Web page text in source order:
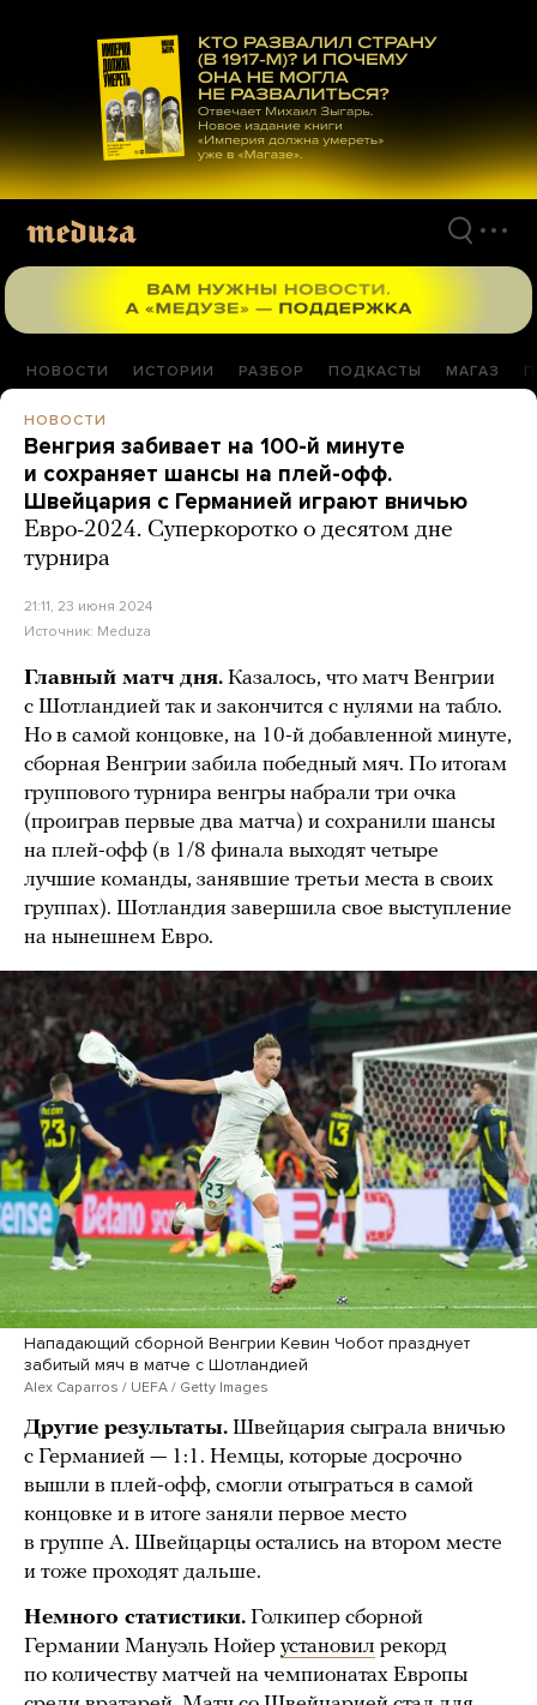
материалам
НОВОСТИ ИСТОРИИ РАЗБОР ПОДКАСТЫ МАГАЗ
НОВОСТИ
Венгрия забивает на 100-й минуте
и сохраняет шансы на плей-офф.
Швейцария с Германией играют вничью
Евро-2024. Суперкоротко о десятом дне
турнира
21:11, 23 июня 2024
Источник: Meduza
Главный матч дня. Казалось, что матч Венгрии
с Шотландией так и закончится с нулями на табло.
Но в самой концовке, на 10-й добавленной минуте,
сборная Венгрии забила победный мяч. По итогам
группового турнира венгры набрали три очка
(проиграв первые два матча) и сохранили шансы
на плей-офф (в 1/8 финала выходят четыре
лучшие команды, занявшие третьи места в своих
группах). Шотландия завершила свое выступление
на нынешнем Евро.
Нападающий сборной Венгрии Кевин Чобот празднует
забитый мяч в матче с Шотландией
Alex Caparros / UEFA / Getty Images
Другие результаты. Швейцария сыграла вничью
с Германией — 1:1. Немцы, которые досрочно
вышли в плей-офф, смогли отыграться в самой
концовке и в итоге заняли первое место
в группе А. Швейцарцы остались на втором месте
и тоже проходят дальше.
Немного статистики. Голкипер сборной
Германии Мануэль Нойер установил рекорд
по количеству матчей на чемпионатах Европы